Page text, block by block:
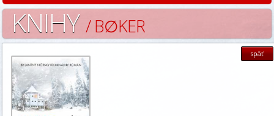
KNIHY/ B∅KER
späť